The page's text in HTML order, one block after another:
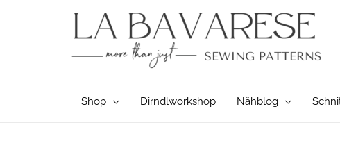
Shop Dirndlworkshop Nähblog